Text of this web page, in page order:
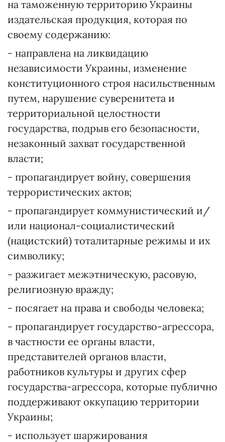
на таможенную территорию Украины
издательская продукция, которая по
своему содержанию:
- направлена на ликвидацию
независимости Украины, изменение
конституционного строя насильственным
путем, нарушение суверенитета и
территориальной целостности
государства, подрыв его безопасности,
незаконный захват государственной
власти;
- пропагандирует войну, совершения
террористических актов;
- пропагандирует коммунистический и/
или национал-социалистический
(нацистский) тоталитарные режимы и их
символику;
- разжигает межэтническую, расовую,
религиозную вражду;
- посягает на права и свободы человека;
- пропагандирует государство-агрессора,
в частности ее органы власти,
представителей органов власти,
работников культуры и других сфер
государства-агрессора, которые публично
поддерживают оккупацию территории
Украины;
- использует шаржирования